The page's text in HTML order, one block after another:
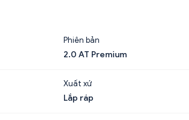
Phiên bản
2.0 AT Premium
Xuất xứ
Lắp ráp